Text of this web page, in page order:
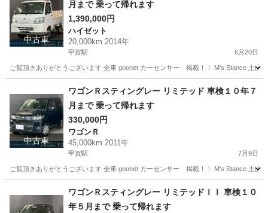
中古車
月まで 乗って帰れます
1,390,000円
ハイゼット
20,000km 2014年
甲賀駅 6月20日
ご覧頂きありがとうございます 全車 goonet カーセンサー 掲載！！ M's Stance 土
甲賀駅 ハイゼット
中古車
ワゴンＲスティングレー リミテッド 車検１０年７
月まで 乗って帰れます
330,000円
ワゴンＲ
45,000km 2011年
甲賀駅 7月9日
ご覧頂きありがとうございます 全車 goonet カーセンサー 掲載！！ M's Stance 土
甲賀駅 ワゴンR
ワゴンＲスティングレー リミテッドＩＩ 車検１０
年５月まで 乗って帰れます